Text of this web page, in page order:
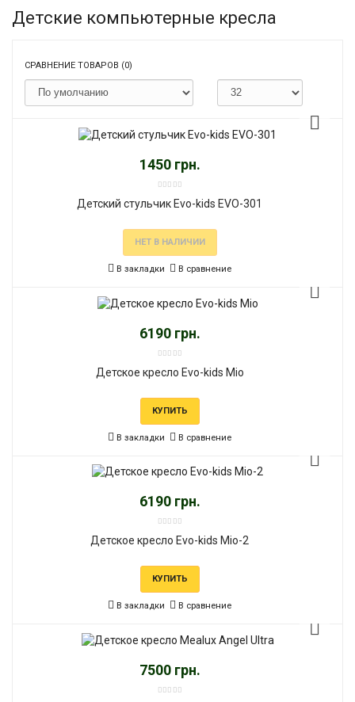
Детские компьютерные кресла
СРАВНЕНИЕ ТОВАРОВ (0)
1450 грн.
Детский стульчик Evo-kids EVO-301
НЕТ В НАЛИЧИИ
В закладки В сравнение
6190 грн.
Детское кресло Evo-kids Mio
КУПИТЬ
В закладки В сравнение
6190 грн.
Детское кресло Evo-kids Mio-2
КУПИТЬ
В закладки В сравнение
7500 грн.